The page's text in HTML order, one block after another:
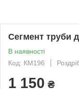
Сегмент труби
В наявності
Код: КМ196
1 150 ₴